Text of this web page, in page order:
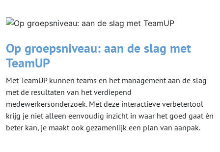
Op groepsniveau: aan de slag met
TeamUP
Met TeamUP kunnen teams en het management aan de slag
met de resultaten van het verdiepend
medewerkersonderzoek. Met deze interactieve verbetertool
krijg je niet alleen eenvoudig inzicht in waar het goed gaat én
beter kan, je maakt ook gezamenlijk een plan van aanpak.